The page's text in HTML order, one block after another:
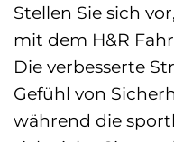
Stellen Sie sich
mit dem H&R
Die verbesserte
Gefühl von
während die